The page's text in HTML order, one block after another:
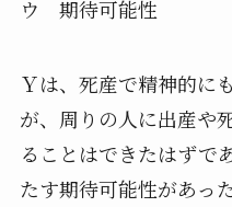
ウ 期待可能性
Ｙは、死産で精神的に
が、 周りの人に出産や
ることはできたはずであ
たす期待可能性があった